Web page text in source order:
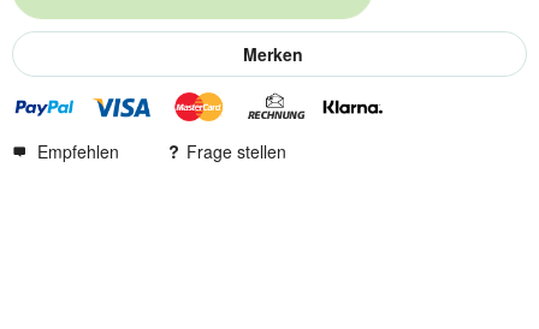
Merken
Empfehlen Frage stellen